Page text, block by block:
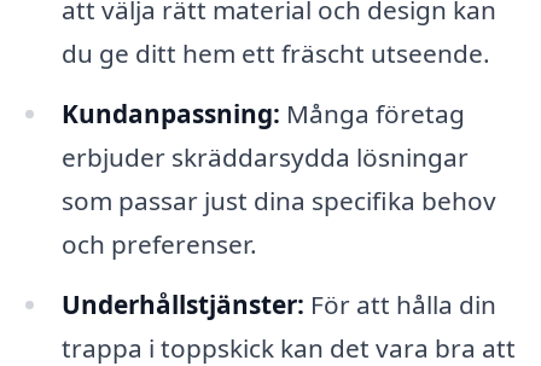
att välja rätt material och design kan
du ge ditt hem ett fräscht utseende.
Kundanpassning: Många företag
erbjuder skräddarsydda lösningar
som passar just dina specifika behov
och preferenser.
Underhållstjänster: För att hålla din
trappa i toppskick kan det vara bra att